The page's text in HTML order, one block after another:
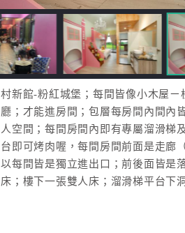
新館-粉紅城堡；每間皆像小木屋
；才能進房間；包層每房間內間內
空間；每間房間內即有專屬溜滑梯
即可烤肉喔，每間房間前面是走廊
每間皆是獨立進出口；前後面皆是
；樓下一張雙人床；溜滑梯平台下